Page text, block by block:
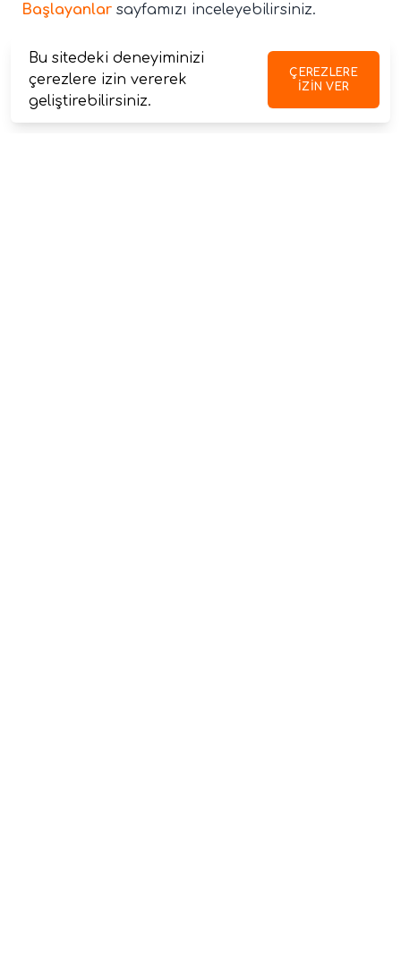
Başlayanlar sayfamızı inceleyebilirsiniz.
Güncel ders programınıincelemek için tıklayın.
Derslere salona gelerek ya da etkileşimli online
olarak katılabilirsiniz.
Bu sitedeki deneyiminizi
çerezlere izin vererek
geliştirebilirsiniz.
ÇEREZLERE
IZIN VER